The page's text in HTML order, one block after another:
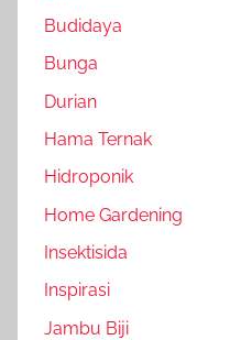
Budidaya
Bunga
Durian
Hama Ternak
Hidroponik
Home Gardening
Insektisida
Inspirasi
Jambu Biji